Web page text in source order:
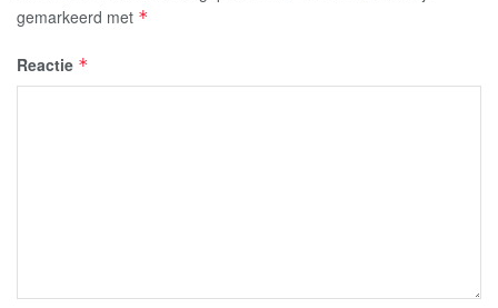
gemarkeerd met *
Reactie *